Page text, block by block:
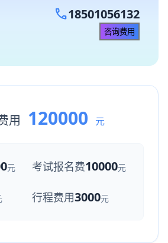
call 18501056132
咨询费用
用 120000 元
元 考试报名费10000元
行程费用3000元